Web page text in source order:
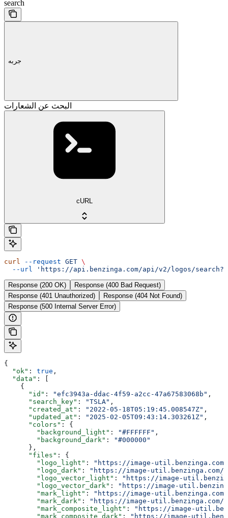
search
جربه
البحث عن الشعارات
cURL
curl --request GET \
  --url
'https://api.benzinga.com/api/v2/logos/
Response (200 OK)
Response (400 Bad Request)
Response (401 Unauthorized)
Response (404 Not Found)
Response (500 Internal Server Error)
{
  "ok"
: true ,
  "data"
: [
    {
      "id"
: "efc3943a-ddac-4f59-a2cc-47a67583068b" ,
      "search_key"
: "TSLA" ,
      "created_at"
: "2022-05-18T05:19:45.008547Z" ,
      "updated_at"
: "2025-02-05T09:43:14.303261Z" ,
      "colors"
: {
        "background_light"
: "#FFFFFF" ,
        "background_dark"
:
"#000000"
      },
      "files"
: {
        "logo_light"
:
"https://image-
        "logo_dark"
:
"https://image-util.benzinga.com/
        "logo_vector_light"
:
"https://image-
        "logo_vector_dark"
:
"https://image-
        "mark_light"
:
"https://image-
        "mark_dark"
:
"https://image-util.benzinga.com/
        "mark_composite_light"
:
"https://image-
        "mark_composite_dark"
: "https://image-